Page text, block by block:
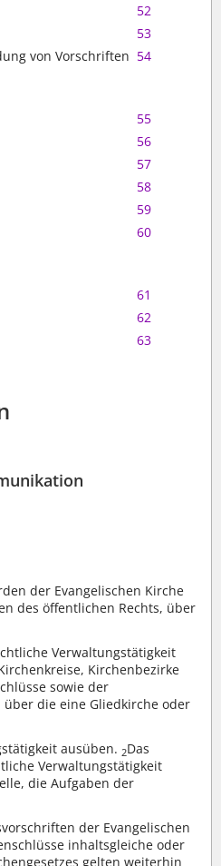
52
53
von Vorschriften 54
55
56
57
58
59
60
61
62
63
der Evangelischen Kirche
des öffentlichen Rechts, über
Verwaltungstätigkeit
Kirchenbezirke
sowie der
die eine Gliedkirche oder
ausüben. 2Das
Verwaltungstätigkeit
die Aufgaben der
der Evangelischen
inhaltsgleiche oder
gelten weiterhin